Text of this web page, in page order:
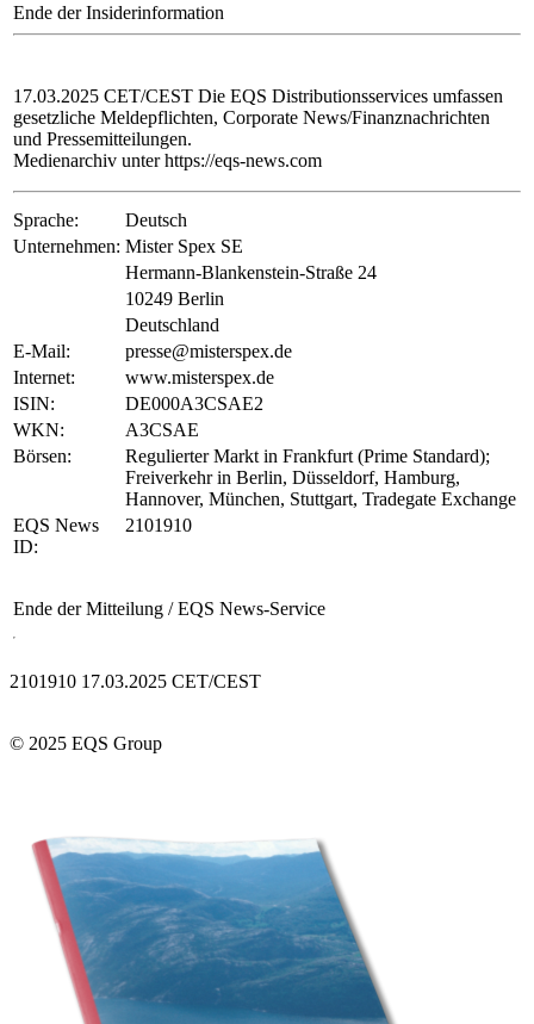
Ende der Insiderinformation
17.03.2025 CET/CEST Die EQS Distributionsservices umfassen
gesetzliche Meldepflichten, Corporate News/Finanznachrichten
und Pressemitteilungen.
Medienarchiv unter https://eqs-news.com
Sprache:
Deutsch
Unternehmen: Mister Spex SE
Hermann-Blankenstein-Straße 24
10249 Berlin
Deutschland
E-Mail:
presse@misterspex.de
Internet:
www.misterspex.de
ISIN:
DE000A3CSAE2
WKN:
A3CSAE
Börsen:
Regulierter Markt in Frankfurt (Prime Standard);
Freiverkehr in Berlin, Düsseldorf, Hamburg,
Hannover, München, Stuttgart, Tradegate Exchange
EQS News
ID:
2101910
Ende der Mitteilung / EQS News-Service
2101910 17.03.2025 CET/CEST
© 2025 EQS Group